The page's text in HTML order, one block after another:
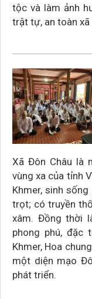
tộc và làm ảnh
trật tự, an toàn xã
Xã Đôn Châu là
vùng xa của tỉnh
Khmer, sinh
trọt; có truyền
xâm. Đồng thời
phong phú, đặc
Khmer, Hoa
một diện mạo
phát triển.